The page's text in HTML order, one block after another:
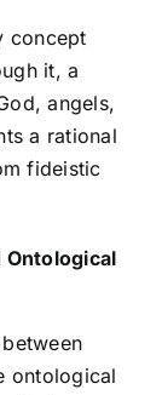
concept
it, a
angels,
a rational
fideistic
Ontological
ontological